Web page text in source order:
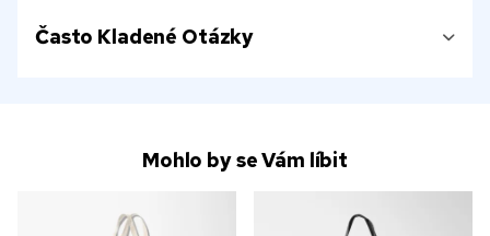
Často Kladené Otázky
Mohlo by se Vám líbit